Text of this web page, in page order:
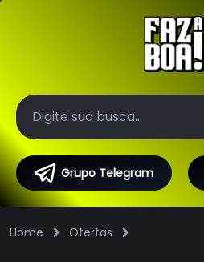
Grupo Telegram
Home Ofertas